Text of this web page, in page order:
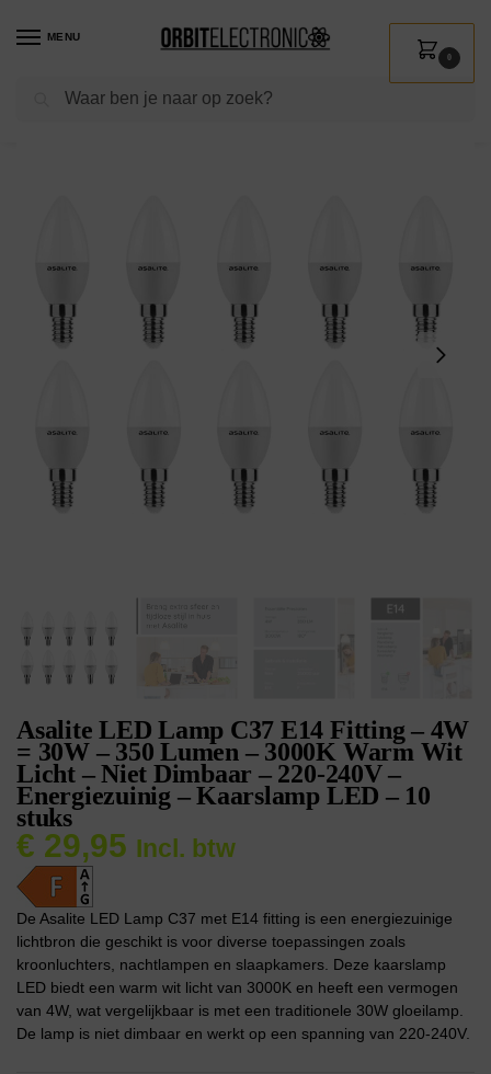
MENU
Zoeken
0
Shop / Verlichting / Lichtbronnen
Asalite LED Lamp C37 E14 Fitting – 4W
= 30W – 350 Lumen – 3000K Warm Wit
Licht – Niet Dimbaar – 220-240V –
Energiezuinig – Kaarslamp LED – 10
stuks
€ 29,95 Incl. btw
De Asalite LED Lamp C37 met E14 fitting is een energiezuinige
lichtbron die geschikt is voor diverse toepassingen zoals
kroonluchters, nachtlampen en slaapkamers. Deze kaarslamp
LED biedt een warm wit licht van 3000K en heeft een vermogen
van 4W, wat vergelijkbaar is met een traditionele 30W gloeilamp.
De lamp is niet dimbaar en werkt op een spanning van 220-240V.